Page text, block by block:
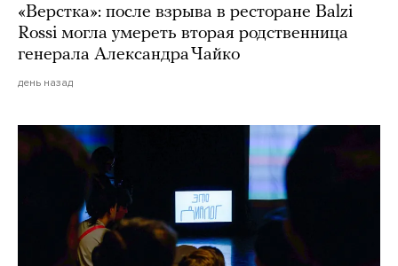
«Верстка»: после взрыва в ресторане Balzi
Rossi могла умереть вторая родственница
генерала Александра Чайко
день назад